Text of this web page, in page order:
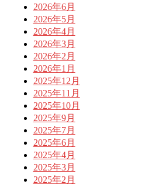
2026年6月
2026年5月
2026年4月
2026年3月
2026年2月
2026年1月
2025年12月
2025年11月
2025年10月
2025年9月
2025年7月
2025年6月
2025年4月
2025年3月
2025年2月